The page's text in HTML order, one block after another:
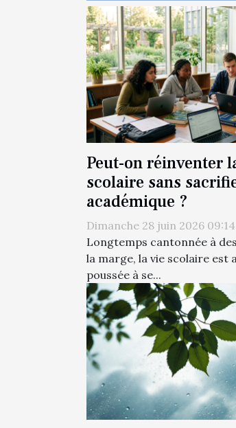
Peut-on réinventer
scolaire sans
académique ?
Dimanche 28 juin 2026 09:14
Longtemps cantonnée à
la marge, la vie scolaire est
poussée à se...